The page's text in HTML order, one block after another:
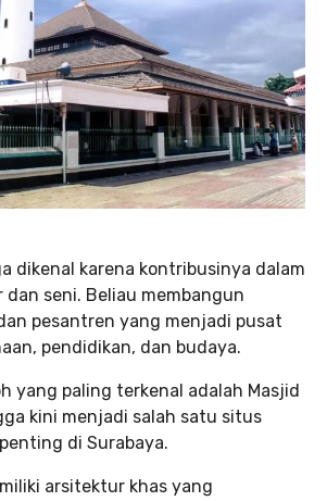
dikenal karena kontribusinya dalam
seni. Beliau membangun
pesantren yang menjadi pusat
pendidikan, dan budaya.
yang paling terkenal adalah Masjid
kini menjadi salah satu situs
di Surabaya.
arsitektur khas yang